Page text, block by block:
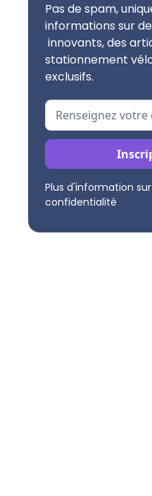
Pas de spam,
informations sur
innovants, des
stationnement
exclusifs.
Plus d'information
confidentialité